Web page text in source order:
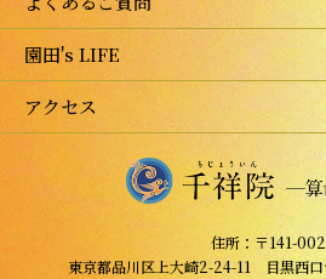
園田's LIFE
アクセス
住所：〒141-
東京都品川区上大崎2-24-11 目黒西